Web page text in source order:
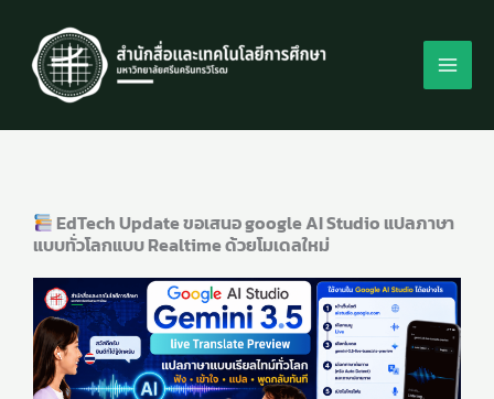
content
EdTech Update ขอเสนอ google AI Studio แปลภาษา
แบบทั่วโลกแบบ Realtime ด้วยโมเดลใหม่